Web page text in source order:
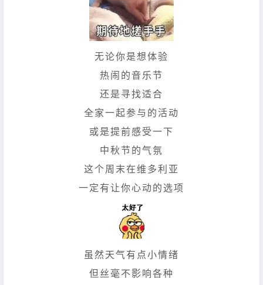
无论你是想体验
热闹的音乐节
还是寻找适合
全家一起参与的活动
或是提前感受一下
中秋节的气氛
这个周末在维多利亚
一定有让你心动的选项
虽然天气有点小情绪
但丝毫不影响各种